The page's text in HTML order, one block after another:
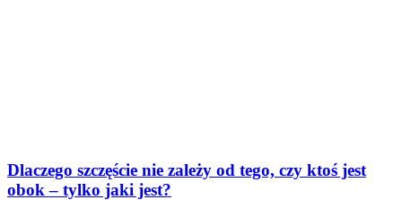
Dlaczego szczęście nie zależy od tego, czy ktoś jest
obok – tylko jaki jest?